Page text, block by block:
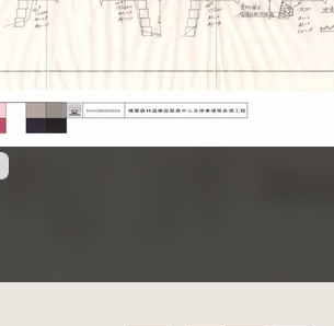
創用CC姓名標示-非商業性 3.0 台灣及其後版本(CC BY-NC 3.0 TW +)